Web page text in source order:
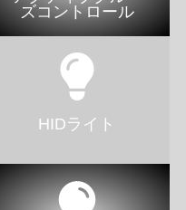
ズコントロール
HIDライト